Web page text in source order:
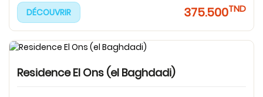
DÉCOUVRIR 375.500TND
Residence El Ons (el Baghdadi)